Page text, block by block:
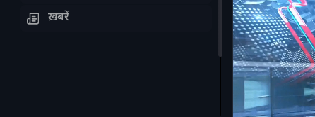
ख़बरें